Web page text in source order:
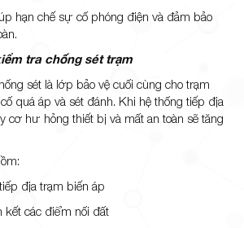
hạn chế sự cố phóng điện và đảm bảo
tra chống sét trạm
sét là lớp bảo vệ cuối cùng cho trạm
quá áp và sét đánh. Khi hệ thống tiếp địa
cơ hư hỏng thiết bị và mất an toàn sẽ tăng
địa trạm biến áp
kết các điểm nối đất